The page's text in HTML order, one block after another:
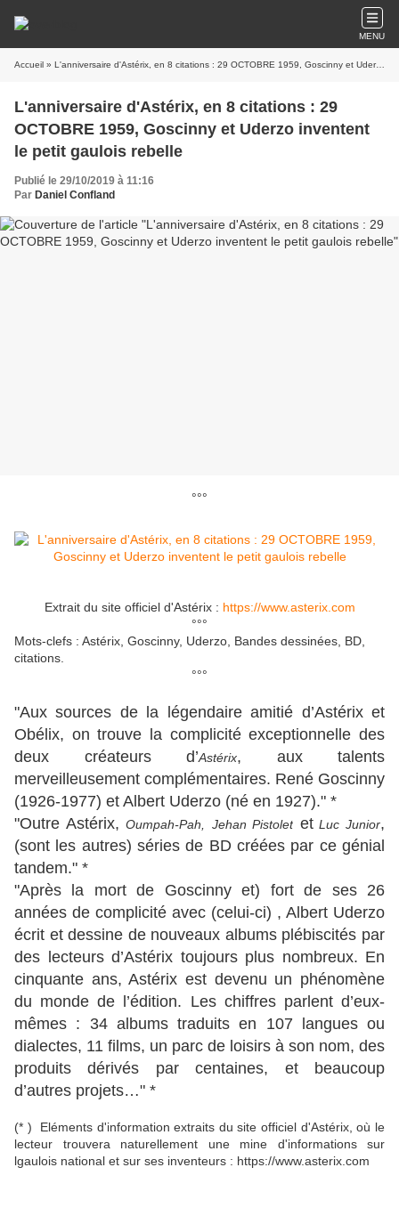
MENU
Accueil » L'anniversaire d'Astérix, en 8 citations : 29 OCTOBRE 1959, Goscinny et Uderzo inventent le petit gaulois rebelle
L'anniversaire d'Astérix, en 8 citations : 29
OCTOBRE 1959, Goscinny et Uderzo inventent
le petit gaulois rebelle
Publié le 29/10/2019 à 11:16
Par Daniel Confland
°°°
Extrait du site officiel d'Astérix : https://www.asterix.com
°°°
Mots-clefs : Astérix, Goscinny, Uderzo, Bandes dessinées, BD,
citations.
°°°
"Aux sources de la légendaire amitié d’Astérix et
Obélix, on trouve la complicité exceptionnelle des
deux créateurs d’Astérix, aux talents
merveilleusement complémentaires. René Goscinny
(1926-1977) et Albert Uderzo (né en 1927)." *
"Outre Astérix,Oumpah-Pah, Jehan Pistolet etLuc Junior,
(sont les autres) séries de BD créées par ce génial
tandem." *
"Après la mort de Goscinny et) fort de ses 26
années de complicité avec (celui-ci) , Albert Uderzo
écrit et dessine de nouveaux albums plébiscités par
des lecteurs d’Astérix toujours plus nombreux. En
cinquante ans, Astérix est devenu un phénomène
du monde de l’édition. Les chiffres parlent d’eux-
mêmes : 34 albums traduits en 107 langues ou
dialectes, 11 films, un parc de loisirs à son nom, des
produits dérivés par centaines, et beaucoup
d’autres projets…" *
(* ) Eléments d'information extraits du site officiel d'Astérix, où le
lecteur trouvera naturellement une mine d'informations sur
lgaulois national et sur ses inventeurs : https://www.asterix.com